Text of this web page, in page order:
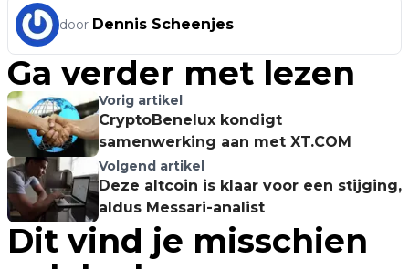
door Dennis Scheenjes
Ga verder met lezen
Vorig artikel
CryptoBenelux kondigt
samenwerking aan met XT.COM
Volgend artikel
Deze altcoin is klaar voor een stijging,
aldus Messari-analist
Dit vind je misschien